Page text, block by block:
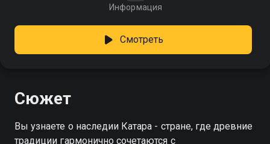
Информация
Смотреть
Сюжет
Вы узнаете о наследии Катара - стране, где древние
традиции гармонично сочетаются с